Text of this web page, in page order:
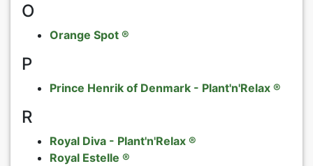
O
Orange Spot ®
P
Prince Henrik of Denmark - Plant'n'Relax ®
R
Royal Diva - Plant'n'Relax ®
Royal Estelle ®